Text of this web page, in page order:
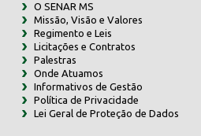
O SENAR MS
Missão, Visão e Valores
Regimento e Leis
Licitações e Contratos
Palestras
Onde Atuamos
Informativos de Gestão
Política de Privacidade
Lei Geral de Proteção de Dados